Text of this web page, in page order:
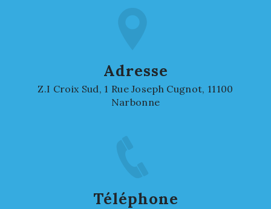
Adresse
Z.I Croix Sud, 1 Rue Joseph Cugnot, 11100
Narbonne
Téléphone